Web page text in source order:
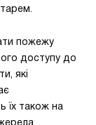
пожежу
доступу до
які
їх також на